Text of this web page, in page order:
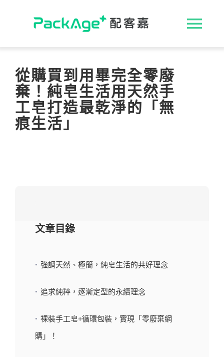
收
循環包裝
我的購物車
從購買到用畢完全零廢
棄！純皂生活用天然手
工皂打造最乾淨的「無
痕生活」
文章目錄
強調天然、極簡，純皂生活的共好理念
追求純粹，逐漸定型的永續理念
裸裝手工皂+循環包裝，實現「零廢棄網
購」！